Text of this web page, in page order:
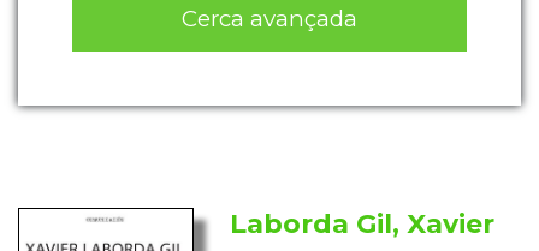
Cerca avançada
Laborda Gil, Xavier